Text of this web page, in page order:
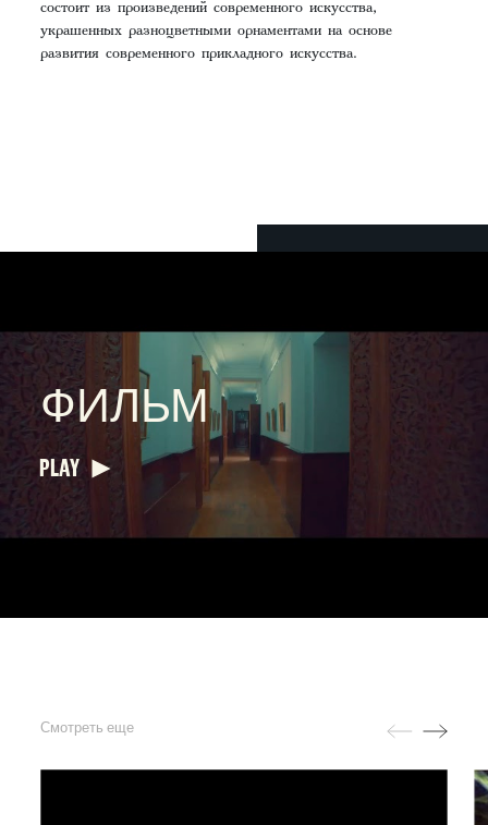
состоит из произведений современного искусства,
украшенных разноцветными орнаментами на основе
развития современного прикладного искусства.
ФИЛЬМ
PLAY
Смотреть еще